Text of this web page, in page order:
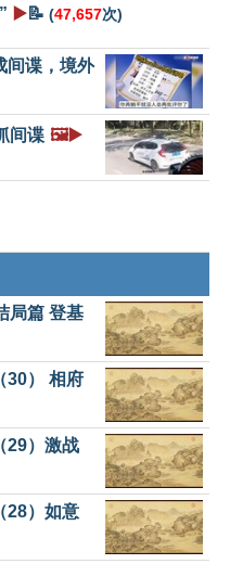
▶️📝 (47,657次)
间谍，境外
间谍 🖼️▶️
局篇 登基
30） 相府
29）激战
28）如意